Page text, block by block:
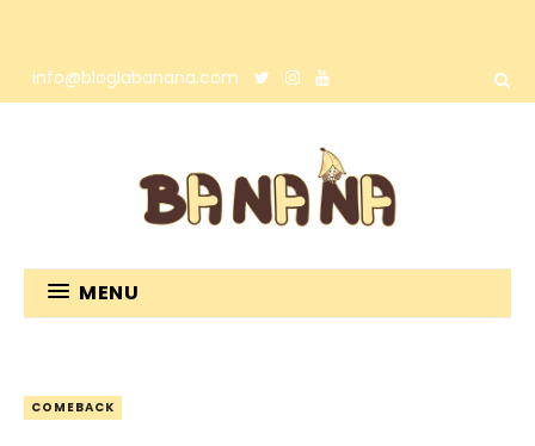
info@bloglabanana.com
MENU
COMEBACK